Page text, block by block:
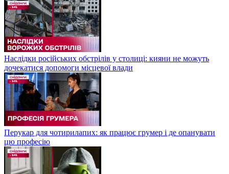
Наслідки російських обстрілів у столиці: кияни не можуть
дочекатися допомоги місцевої влади
Перукар для чотирилапих: як працює грумер і де опанувати
цю професію